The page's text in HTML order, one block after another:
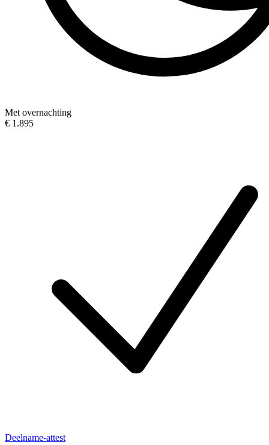
Met overnachting
€ 1.895
Deelname-attest